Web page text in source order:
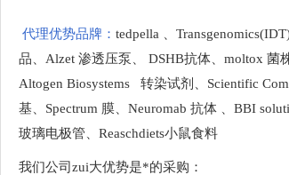
代理优势品牌： tedpella
品
Alzet 渗透压泵 DSHB抗体 moltox 菌
Altogen Biosystems 转染试剂
Scientific
基
Spectrum 膜 Neuromab 抗体 BBI
玻璃电极管
Reaschdiets小鼠食料
我们公司zui大优势是*的采购 ：